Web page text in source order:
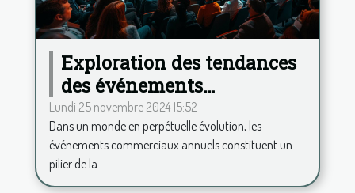
Exploration des tendances
des événements
commerciaux annuels et
leur impact
Lundi 25 novembre 2024 15:52
Dans un monde en perpétuelle évolution, les
événements commerciaux annuels constituent un
pilier de la...